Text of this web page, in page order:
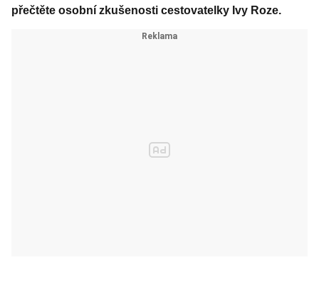
přečtěte osobní zkušenosti cestovatelky Ivy Roze.